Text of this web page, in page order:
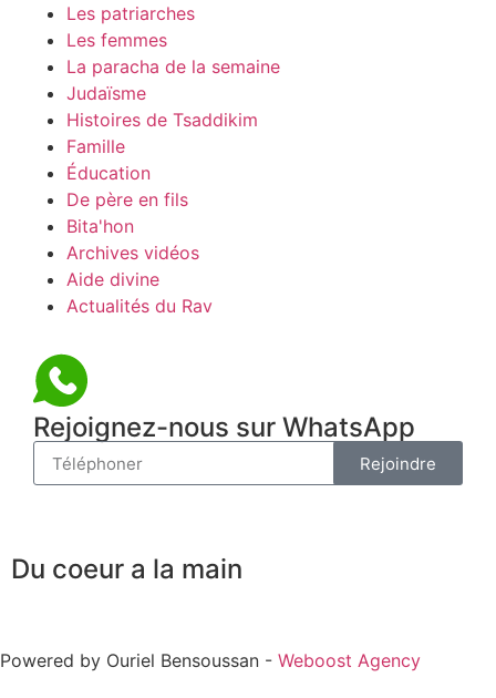
Les patriarches
Les femmes
La paracha de la semaine
Judaïsme
Histoires de Tsaddikim
Famille
Éducation
De père en fils
Bita'hon
Archives vidéos
Aide divine
Actualités du Rav
Rejoignez-nous sur WhatsApp
Rejoindre
Du coeur a la main
Powered by Ouriel Bensoussan - Weboost Agency